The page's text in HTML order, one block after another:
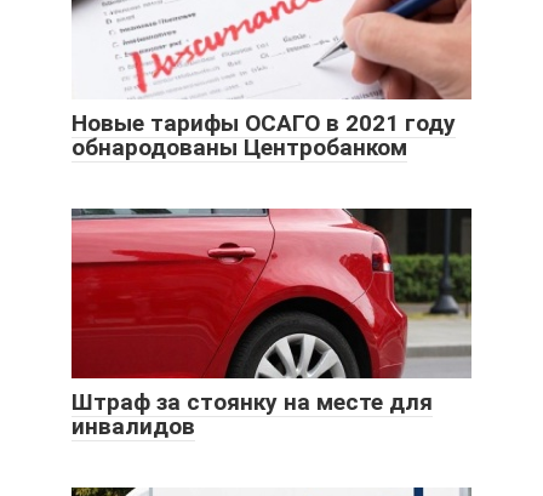
Новые тарифы ОСАГО в 2021 году
обнародованы Центробанком
Штраф за стоянку на месте для
инвалидов